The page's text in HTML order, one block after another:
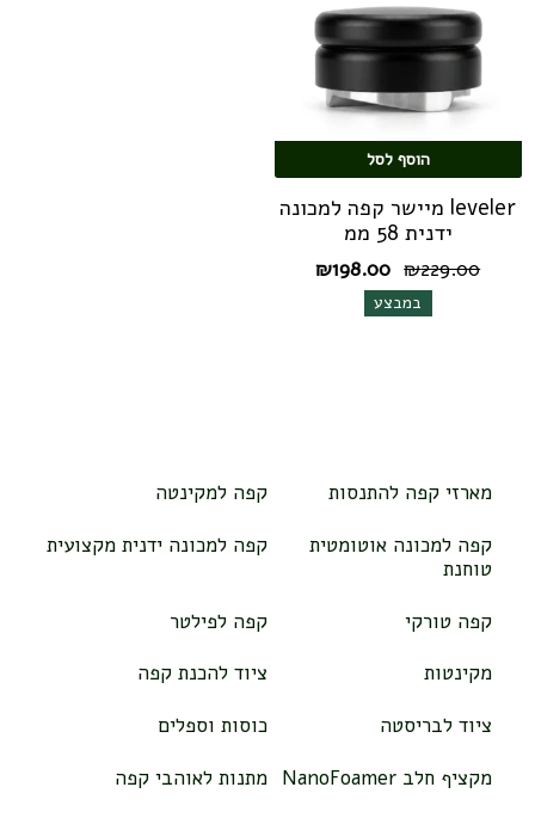
הוסף לסל
leveler מיישר קפה למכונה
ידנית 58 ממ
₪229.00
המחיר
המקורי
היה:
₪198.00
במבצע
מארזי קפה להתנסות
קפה למקינטה
קפה למכונה אוטומטית
טוחנת
קפה למכונה ידנית מקצועית
קפה טורקי
קפה לפילטר
מקינטות
ציוד להכנת קפה
ציוד לבריסטה
כוסות וספלים
מקציף חלב NanoFoamer
מתנות לאוהבי קפה